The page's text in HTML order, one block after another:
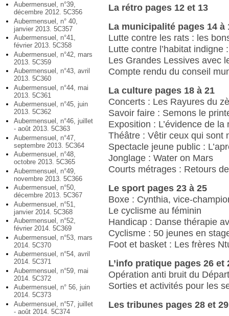
Aubermensuel, n°39,
décembre 2012. 5C356
Aubermensuel, n° 40,
janvier 2013. 5C357
Aubermensuel, n°41,
février 2013. 5C358
Aubermensuel, n°42, mars
2013. 5C359
Aubermensuel, n°43, avril
2013. 5C360
Aubermensuel, n°44, mai
2013. 5C361
Aubermensuel, n°45, juin
2013. 5C362
Aubermensuel, n°46, juillet
- août 2013. 5C363
Aubermensuel, n°47,
septembre 2013. 5C364
Aubermensuel, n°48,
octobre 2013. 5C365
Aubermensuel, n°49,
novembre 2013. 5C366
Aubermensuel, n°50,
décembre 2013. 5C367
Aubermensuel, n°51,
janvier 2014. 5C368
Aubermensuel, n°52,
février 2014. 5C369
Aubermensuel, n°53, mars
2014. 5C370
Aubermensuel, n°54, avril
2014. 5C371
Aubermensuel, n°59, mai
2014. 5C372
Aubermensuel, n° 56, juin
2014. 5C373
Aubermensuel, n°57, juillet
- août 2014. 5C374
La rétro pages 12 et 13
La municipalité pages 14 à
Lutte contre les rats : les
Lutte contre l’habitat indigne
Les Grandes Lessives avec
Compte rendu du conseil
La culture pages 18 à 21
Concerts : Les Rayures du
Savoir faire : Semons le
Exposition : L’évidence de
Théâtre : Vêtir ceux qui sont
Spectacle jeune public :
Jonglage : Water on Mars
Courts métrages : Retours
Le sport pages 23 à 25
Boxe : Cynthia, vice-
Le cyclisme au féminin
Handicap : Danse thérapie
Cyclisme : 50 jeunes en
Foot et basket : Les frères
L’info pratique pages 26 et
Opération anti bruit du
Sorties et activités pour les
Les tribunes pages 28 et 29